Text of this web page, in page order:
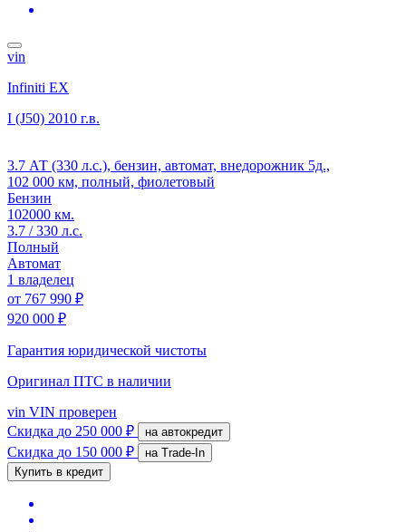
vin
Infiniti EX
I (J50) 2010 г.в.
3.7 АТ (330 л.с.), бензин, автомат, внедорожник 5д.,
102 000 км, полный, фиолетовый
Бензин
102000 км.
3.7 / 330 л.с.
Полный
Автомат
1 владелец
от 767 990 ₽
920 000 ₽
Гарантия юридической чистоты
Оригинал ПТС в наличии
vin VIN проверен
Скидка до 250 000 ₽ на автокредит
Скидка до 150 000 ₽
на Trade-In
Купить в кредит